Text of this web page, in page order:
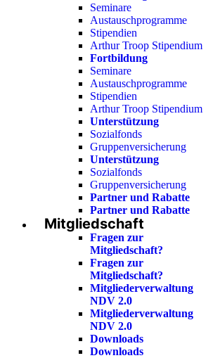
Seminare
Austauschprogramme
Stipendien
Arthur Troop Stipendium
Fortbildung
Seminare
Austauschprogramme
Stipendien
Arthur Troop Stipendium
Unterstützung
Sozialfonds
Gruppenversicherung
Unterstützung
Sozialfonds
Gruppenversicherung
Partner und Rabatte
Partner und Rabatte
Mitgliedschaft
Fragen zur
Mitgliedschaft?
Fragen zur
Mitgliedschaft?
Mitgliederverwaltung
NDV 2.0
Mitgliederverwaltung
NDV 2.0
Downloads
Downloads